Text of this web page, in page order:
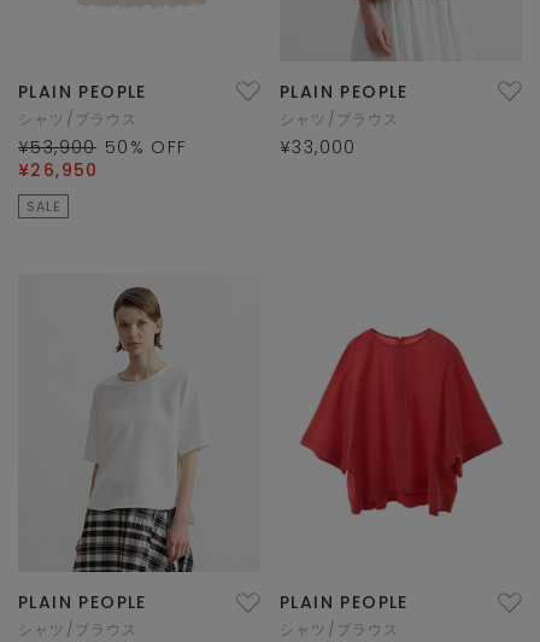
PLAIN PEOPLE
シャツ/ブラウス
¥53,900 50 % OFF
¥26,950
SALE
PLAIN PEOPLE
シャツ/ブラウス
¥33,000
PLAIN PEOPLE
シャツ/ブラウス
PLAIN PEOPLE
シャツ/ブラウス